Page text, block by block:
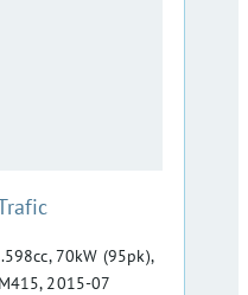
70kW (95pk),
2015-07